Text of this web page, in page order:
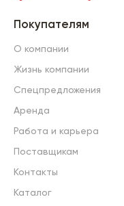
Покупателям
О компании
Жизнь компании
Спецпредложения
Аренда
Работа и карьера
Поставщикам
Контакты
Каталог